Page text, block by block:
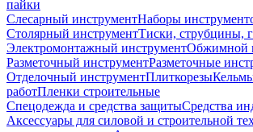
пайки
Слесарный инструментНаборы
Столярный инструментТиски, струбцины,
Электромонтажный инструментОбжимной
Разметочный инструментРазметочные
Отделочный инструментПлиткорезы
работПленки строительные
Спецодежда и средства защитыСредства
Аксессуары для силовой и строительной